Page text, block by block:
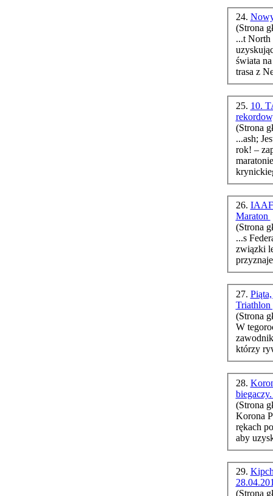
24.
(Strona
...t
świata
trasa z
25. 10.
(Strona
...ash;
rok! –
26. IAAF
Maraton
(Strona
...s
związki
27.
(Strona
W
28.
(Strona
Korona
rękach
29.
(Strona